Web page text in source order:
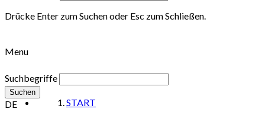
Drücke Enter zum Suchen oder Esc zum Schließen.
Menu
START
Suchbegriffe
Suchen
DE